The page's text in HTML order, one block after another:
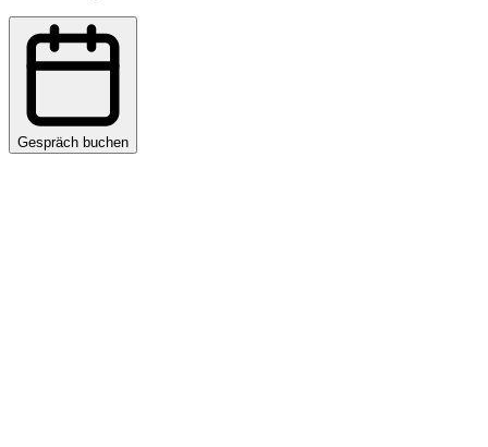
Gespräch buchen